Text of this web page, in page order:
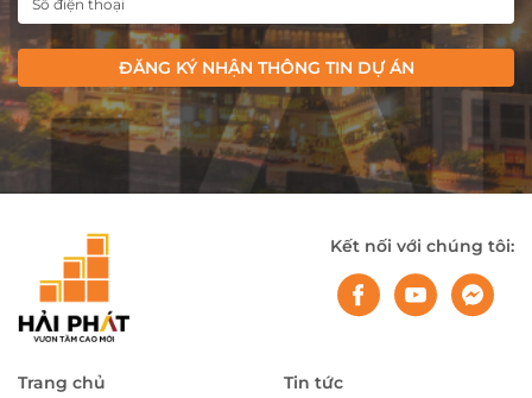
ĐĂNG KÝ NHẬN THÔNG TIN DỰ ÁN
Kết nối với chúng tôi:
Trang chủ Tin tức